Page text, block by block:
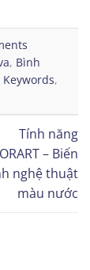
, Bình
,
Tính năng
– Biến
nghệ thuật
màu nước